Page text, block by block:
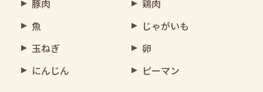
豚肉
鶏肉
魚
じゃがいも
玉ねぎ
卵
にんじん
ピーマン